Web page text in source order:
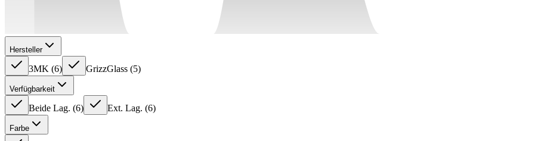
Hersteller
3MK (6) GrizzGlass (5)
Verfügbarkeit
Beide Lag. (6) Ext. Lag. (6)
Farbe